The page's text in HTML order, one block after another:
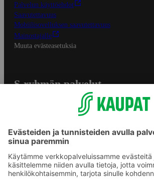
Palvelun käyttöehdot
Saavutettavuus
Mobiilisovelluksen saavutettavuus
Mainostajalle
Muuta evästeasetuksia
S-ryhmän palvelut
Yhteishyvä Ruoka -sovellus
S-ostoslista -sovellus
Prisma.fi
Sokos.fi